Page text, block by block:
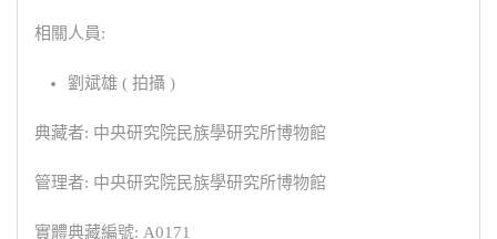
相關人員:
劉斌雄 ( 拍攝 )
典藏者: 中央研究院民族學研究所博物館
管理者: 中央研究院民族學研究所博物館
實體典藏編號: A0171